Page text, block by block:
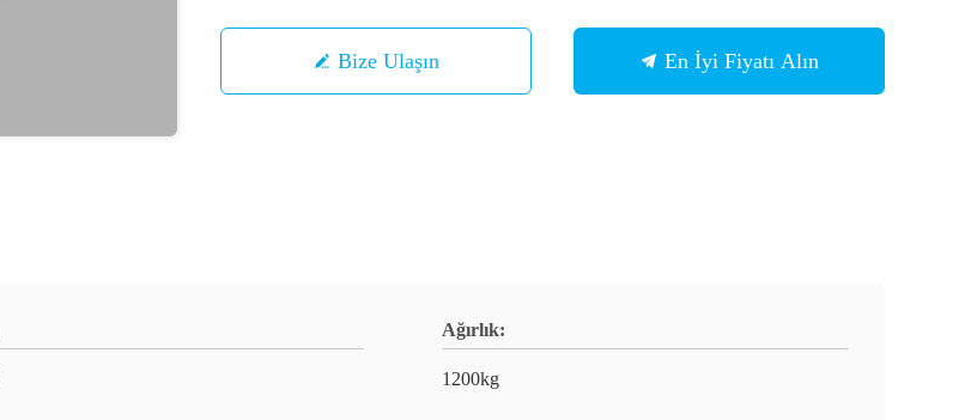
Bize Ulaşın En İyi Fiyatı Alın
Ağırlık:
1200kg